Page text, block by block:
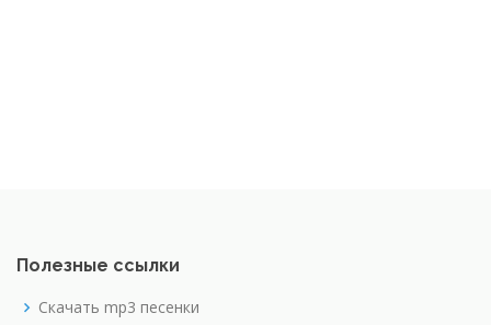
Полезные ссылки
Скачать mp3 песенки